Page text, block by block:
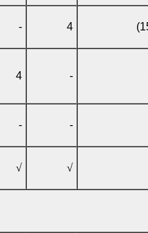
4
-
-
4
-
-
√
√